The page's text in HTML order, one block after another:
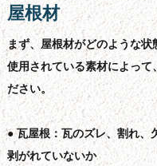
屋根材
まず、屋根材がどのような状
使用されている素材によって
ださい。
● 瓦屋根：瓦のズレ、割れ、
剥がれていないか